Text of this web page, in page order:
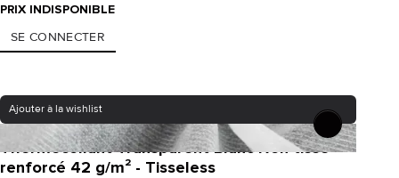
PRIX INDISPONIBLE
SE CONNECTER
Ajouter à la wishlist
Thermocollant Transparent Blanc Non tissé
renforcé 42 g/m² - Tisseless